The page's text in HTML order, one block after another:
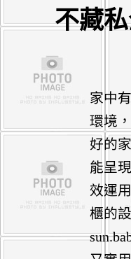
不藏
家中
環境
好的
能呈
效運
櫃的